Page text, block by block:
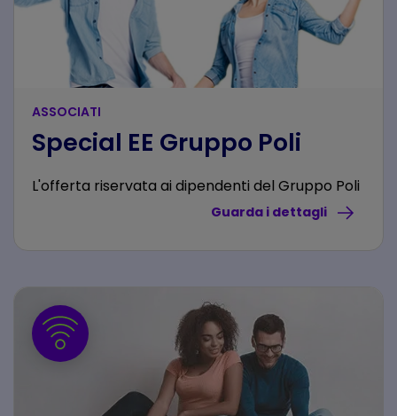
ASSOCIATI
Special EE Gruppo Poli
L'offerta riservata ai dipendenti del Gruppo Poli
Guarda i dettagli